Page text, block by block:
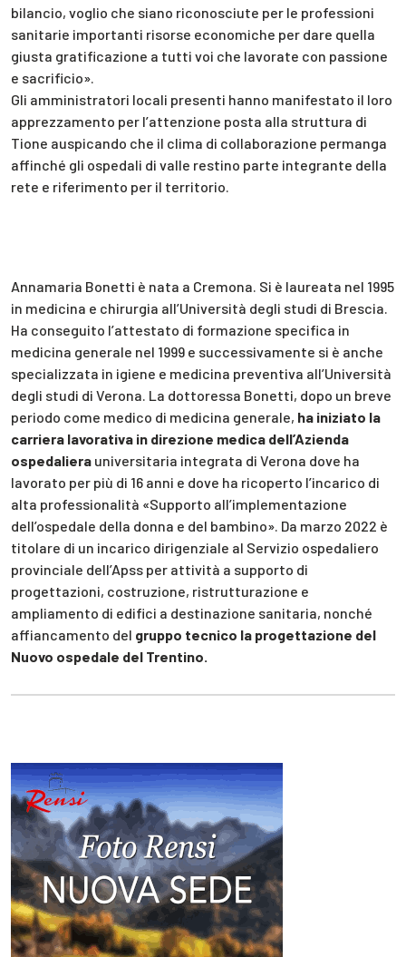
bilancio, voglio che siano riconosciute per le professioni
sanitarie importanti risorse economiche per dare quella
giusta gratificazione a tutti voi che lavorate con passione
e sacrificio».
Gli amministratori locali presenti hanno manifestato il loro
apprezzamento per l’attenzione posta alla struttura di
Tione auspicando che il clima di collaborazione permanga
affinché gli ospedali di valle restino parte integrante della
rete e riferimento per il territorio.
Annamaria Bonetti è nata a Cremona. Si è laureata nel 1995
in medicina e chirurgia all’Università degli studi di Brescia.
Ha conseguito l’attestato di formazione specifica in
medicina generale nel 1999 e successivamente si è anche
specializzata in igiene e medicina preventiva all’Università
degli studi di Verona. La dottoressa Bonetti, dopo un breve
periodo come medico di medicina generale, ha iniziato la
carriera lavorativa in direzione medica dell’Azienda
ospedaliera universitaria integrata di Verona dove ha
lavorato per più di 16 anni e dove ha ricoperto l’incarico di
alta professionalità «Supporto all’implementazione
dell’ospedale della donna e del bambino». Da marzo 2022 è
titolare di un incarico dirigenziale al Servizio ospedaliero
provinciale dell’Apss per attività a supporto di
progettazioni, costruzione, ristrutturazione e
ampliamento di edifici a destinazione sanitaria, nonché
affiancamento del gruppo tecnico la progettazione del
Nuovo ospedale del Trentino.